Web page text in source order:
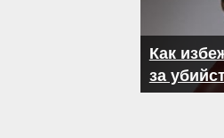
Как
за